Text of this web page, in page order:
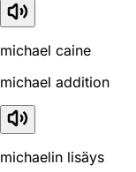
michael caine
michael addition
michaelin lisäys